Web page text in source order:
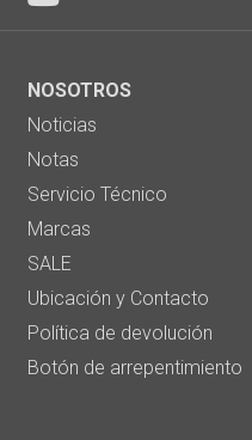
NOSOTROS
Noticias
Notas
Servicio Técnico
Marcas
SALE
Ubicación y Contacto
Política de devolución
Botón de arrepentimiento